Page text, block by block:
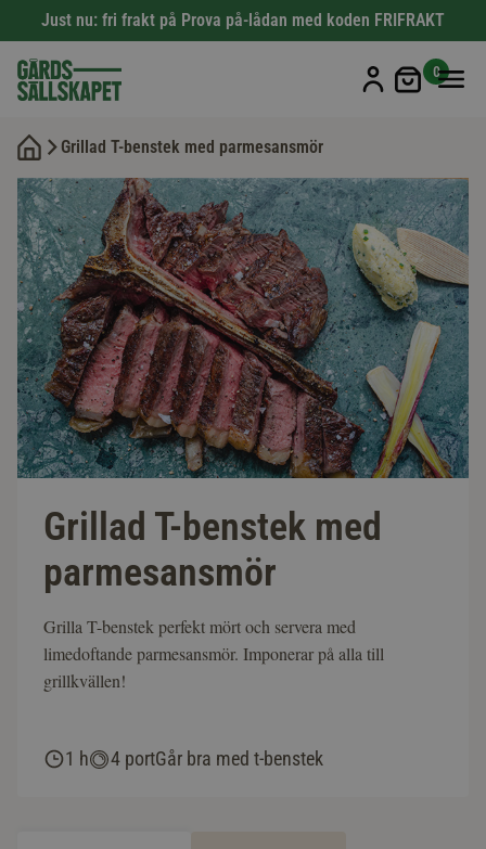
Just nu: fri frakt på Prova på-lådan med koden FRIFRAKT
Min
0
Grillad T-benstek med parmesansmör
Grillad T-benstek med
parmesansmör
Grilla T-benstek perfekt mört och servera med
limedoftande parmesansmör. Imponerar på alla till
grillkvällen!
1 h 4 portGår bra med t-benstek